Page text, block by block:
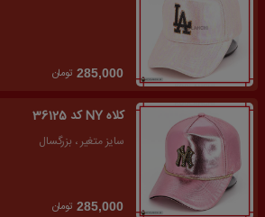
285,000 تومان
کلاه NY کد 36125
سایز متغیر ، بزرگسال
285,000 تومان